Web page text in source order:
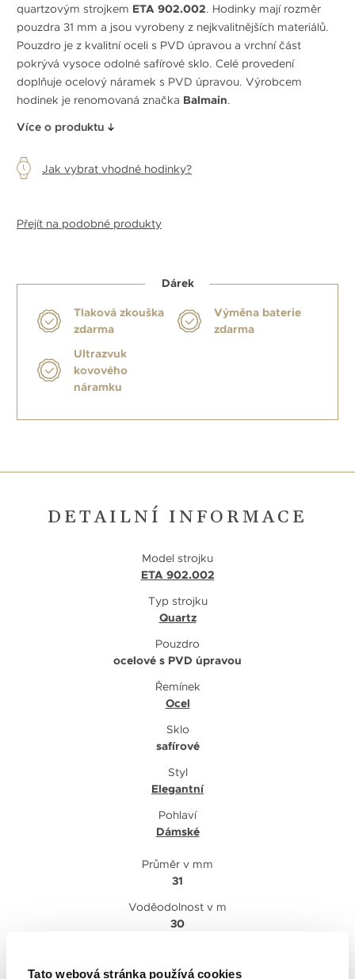
Tato webová stránka používá cookies
quartzovým strojkem ETA 902.002. Hodinky mají rozměr
pouzdra 31 mm a jsou vyrobeny z nejkvalitnějších materiálů.
Pouzdro je z kvalitní oceli s PVD úpravou a vrchní část
pokrývá vysoce odolné safírové sklo. Celé provedení
doplňuje ocelový náramek s PVD úpravou. Výrobcem
hodinek je renomovaná značka Balmain.
Více o produktu
Jak vybrat vhodné hodinky?
Přejít na podobné produkty
Dárek
Tlaková zkouška
zdarma
Výměna baterie
zdarma
Ultrazvuk
kovového
náramku
DETAILNÍ INFORMACE
Model strojku
ETA 902.002
Typ strojku
Quartz
Pouzdro
ocelové s PVD úpravou
Řemínek
Ocel
Sklo
safírové
Styl
Elegantní
Pohlaví
Dámské
Průměr v mm
31
Voděodolnost v m
30
ocelový s PVD úpravou